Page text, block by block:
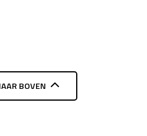
BOVEN